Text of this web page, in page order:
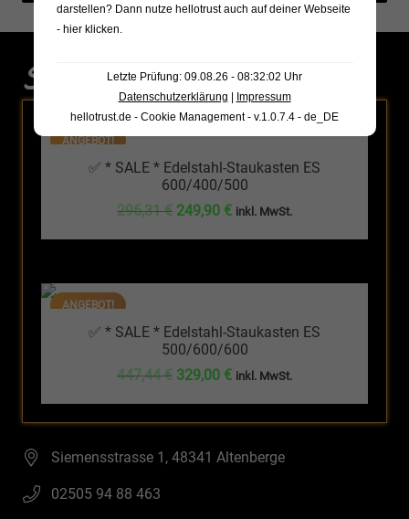
Sonderaktionen
ANGEBOT!
✅ * SALE * Edelstahl-Staukasten ES
600/400/500
296,31€ Ursprünglicher
296,31 €
249,90 €Aktueller
249,90 €.
inkl. MwSt.
ANGEBOT!
✅ * SALE * Edelstahl-Staukasten ES
500/600/600
447,44€ Ursprünglicher
war:
447,44 €
329,00 €Aktueller
ist:
329,00 €.
inkl. MwSt.
Siemensstrasse 1, 48341 Altenberge
02505 94 88 463
darstellen? Dann nutze hellotrust auch auf deiner Webseite
- hier klicken
Letzte Prüfung: 09.08.26 - 08:32:02 Uhr
Datenschutzerklärung | Impressum
hellotrust.de - Cookie Management - v.1.0.7.4 - de_DE